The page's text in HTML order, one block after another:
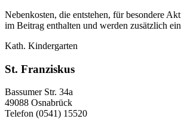
Nebenkosten, die entstehen, für besondere
im Beitrag enthalten und werden zusätzlich
Kath. Kindergarten
St. Franziskus
Bassumer Str. 34a
49088 Osnabrück
Telefon (0541) 15520